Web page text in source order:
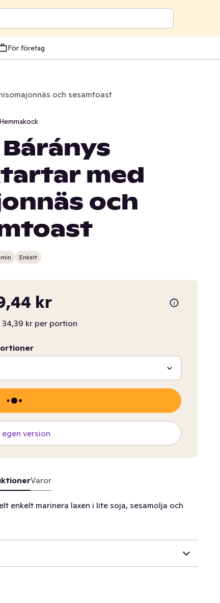
För företag
och sesamtoast
Hemmakock
med
och
Enkelt
kr
34,39 kr per portion
egen version
Varor
enkelt marinera laxen i lite soja, sesamolja och